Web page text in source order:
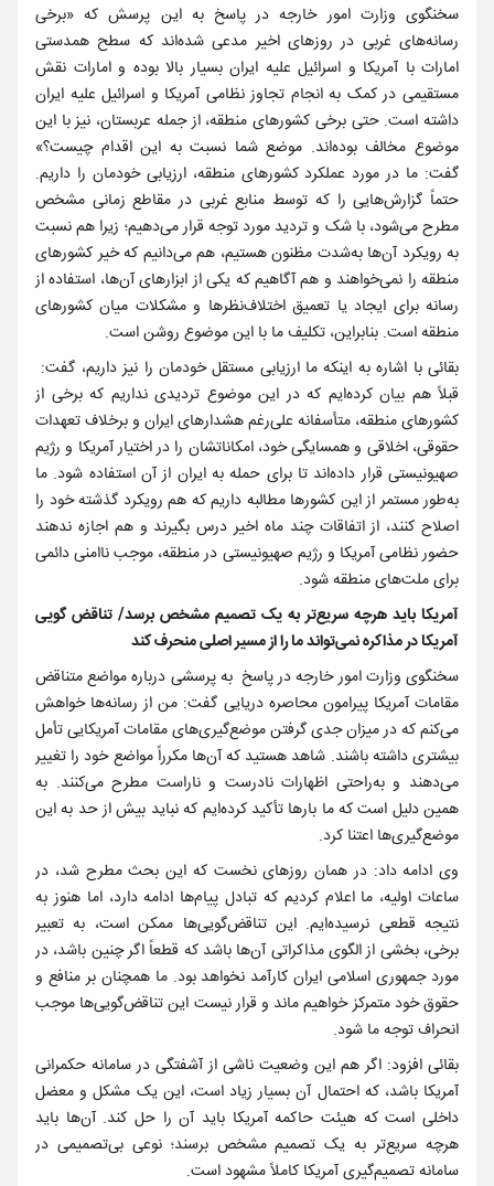
سخنگوی وزارت امور خارجه در پاسخ به این پرسش که «برخی
رسانه‌های غربی در روزهای اخیر مدعی شده‌اند که سطح همدستی
امارات با آمریکا و اسرائیل علیه ایران بسیار بالا بوده و امارات نقش
مستقیمی در کمک به انجام تجاوز نظامی آمریکا و اسرائیل علیه ایران
داشته است. حتی برخی کشورهای منطقه، از جمله عربستان، نیز با این
موضوع مخالف بوده‌اند. موضع شما نسبت به این اقدام چیست؟»
گفت: ما در مورد عملکرد کشورهای منطقه، ارزیابی خودمان را داریم.
حتماً گزارش‌هایی را که توسط منابع غربی در مقاطع زمانی مشخص
مطرح می‌شود، با شک و تردید مورد توجه قرار می‌دهیم؛ زیرا هم نسبت
به رویکرد آن‌ها به‌شدت مظنون هستیم، هم می‌دانیم که خیر کشورهای
منطقه را نمی‌خواهند و هم آگاهیم که یکی از ابزارهای آن‌ها، استفاده از
رسانه برای ایجاد یا تعمیق اختلاف‌نظرها و مشکلات میان کشورهای
منطقه است. بنابراین، تکلیف ما با این موضوع روشن است.
بقائی با اشاره به اینکه ما ارزیابی مستقل خودمان را نیز داریم، گفت:
قبلاً هم بیان کرده‌ایم که در این موضوع تردیدی نداریم که برخی از
کشورهای منطقه، متأسفانه علی‌رغم هشدارهای ایران و برخلاف تعهدات
حقوقی، اخلاقی و همسایگی خود، امکاناتشان را در اختیار آمریکا و رژیم
صهیونیستی قرار داده‌اند تا برای حمله به ایران از آن استفاده شود. ما
به‌طور مستمر از این کشورها مطالبه داریم که هم رویکرد گذشته خود را
اصلاح کنند، از اتفاقات چند ماه اخیر درس بگیرند و هم اجازه ندهند
حضور نظامی آمریکا و رژیم صهیونیستی در منطقه، موجب ناامنی دائمی
برای ملت‌های منطقه شود.
آمریکا باید هرچه سریع‌تر به یک تصمیم مشخص برسد/ تناقض گویی
آمریکا در مذاکره نمی‌تواند ما را از مسیر اصلی منحرف کند
سخنگوی وزارت امور خارجه در پاسخ به پرسشی درباره مواضع متناقض
مقامات آمریکا پیرامون محاصره دریایی گفت: من از رسانه‌ها خواهش
می‌کنم که در میزان جدی گرفتن موضع‌گیری‌های مقامات آمریکایی تأمل
بیشتری داشته باشند. شاهد هستید که آن‌ها مکرراً مواضع خود را تغییر
می‌دهند و به‌راحتی اظهارات نادرست و ناراست مطرح می‌کنند. به
همین دلیل است که ما بارها تأکید کرده‌ایم که نباید بیش از حد به این
موضع‌گیری‌ها اعتنا کرد.
وی ادامه داد: در همان روزهای نخست که این بحث مطرح شد، در
ساعات اولیه، ما اعلام کردیم که تبادل پیام‌ها ادامه دارد، اما هنوز به
نتیجه قطعی نرسیده‌ایم. این تناقض‌گویی‌ها ممکن است، به تعبیر
برخی، بخشی از الگوی مذاکراتی آن‌ها باشد که قطعاً اگر چنین باشد، در
مورد جمهوری اسلامی ایران کارآمد نخواهد بود. ما همچنان بر منافع و
حقوق خود متمرکز خواهیم ماند و قرار نیست این تناقض‌گویی‌ها موجب
انحراف توجه ما شود.
بقائی افزود: اگر هم این وضعیت ناشی از آشفتگی در سامانه حکمرانی
آمریکا باشد، که احتمال آن بسیار زیاد است، این یک مشکل و معضل
داخلی است که هیئت حاکمه آمریکا باید آن را حل کند. آن‌ها باید
هرچه سریع‌تر به یک تصمیم مشخص برسند؛ نوعی بی‌تصمیمی در
سامانه تصمیم‌گیری آمریکا کاملاً مشهود است.